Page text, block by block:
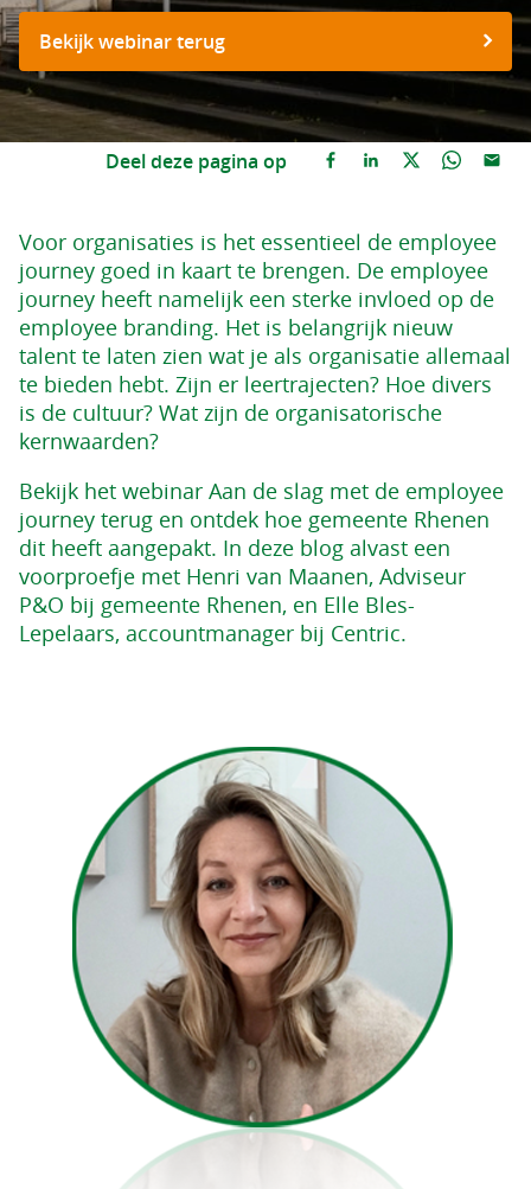
Bekijk webinar terug
Deel deze pagina op
Voor organisaties is het essentieel de employee
journey goed in kaart te brengen. De employee
journey heeft namelijk een sterke invloed op de
employee branding. Het is belangrijk nieuw
talent te laten zien wat je als organisatie allemaal
te bieden hebt. Zijn er leertrajecten? Hoe divers
is de cultuur? Wat zijn de organisatorische
kernwaarden?
Bekijk het webinar Aan de slag met de employee
journey terug en ontdek hoe gemeente Rhenen
dit heeft aangepakt. In deze blog alvast een
voorproefje met Henri van Maanen, Adviseur
P&O bij gemeente Rhenen, en Elle Bles-
Lepelaars, accountmanager bij Centric.